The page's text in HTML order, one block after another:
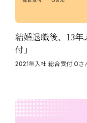
結婚退職後、13
付」
2021年入社 総合受付 Oさ